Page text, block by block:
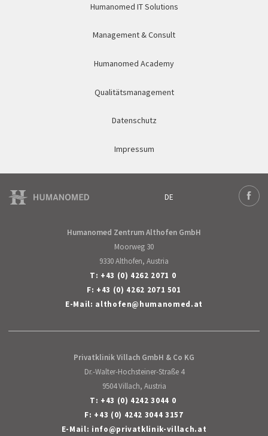
Humanomed IT Solutions
Management & Consult
Humanomed Academy
Qualitätsmanagement
Datenschutz
Impressum
DE
Deutsch
Humanomed Zentrum Althofen GmbH
Moorweg 30
9330 Althofen, Austria
T: +43 (0) 4262 2071 0
F: +43 (0) 4262 2071 501
E-Mail: althofen@humanomed.at
Privatklinik Villach GmbH & Co KG
Dr.-Walter-Hochsteiner-Straße 4
9504 Villach, Austria
T: +43 (0) 4242 3044 0
F: +43 (0) 4242 3044 3157
E-Mail: info@privatklinik-villach.at